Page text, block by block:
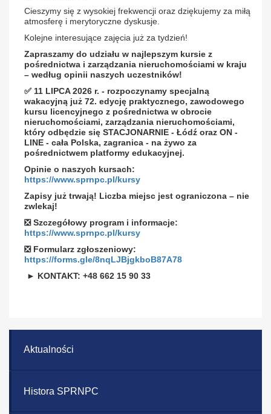
Cieszymy się z wysokiej frekwencji oraz dziękujemy za miłą
atmosferę i merytoryczne dyskusje.
Kolejne interesujące zajęcia już za tydzień!
Zapraszamy do udziału w najlepszym kursie z
pośrednictwa i zarządzania nieruchomościami w kraju
– według opinii naszych uczestników!
✅ 11 LIPCA 2026 r. - rozpoczynamy specjalną
wakacyjną już 72. edycję praktycznego, zawodowego
kursu licencyjnego z pośrednictwa w obrocie
nieruchomościami, zarządzania nieruchomościami,
który odbędzie się STACJONARNIE - Łódź oraz ON -
LINE - cała Polska, zagranica - na żywo za
pośrednictwem platformy edukacyjnej.
Opinie o naszych kursach:
https://www.sprnpc.pl/kursy
Zapisy już trwają! Liczba miejsc jest ograniczona – nie
zwlekaj!
❎ Szczegółowy program i informacje:
https://www.sprnpc.pl/kursy
❎ Formularz zgłoszeniowy:
https://forms.gle/8nqLJBjgkboB87A78
► KONTAKT: +48 662 15 90 33
Aktualności
Histora SPRNPC